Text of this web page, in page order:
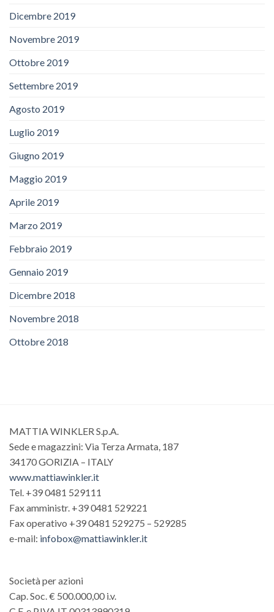
Dicembre 2019
Novembre 2019
Ottobre 2019
Settembre 2019
Agosto 2019
Luglio 2019
Giugno 2019
Maggio 2019
Aprile 2019
Marzo 2019
Febbraio 2019
Gennaio 2019
Dicembre 2018
Novembre 2018
Ottobre 2018
MATTIA WINKLER S.p.A.
Sede e magazzini: Via Terza Armata, 187
34170 GORIZIA – ITALY
www.mattiawinkler.it
Tel. +39 0481 529111
Fax amministr. +39 0481 529221
Fax operativo +39 0481 529275 – 529285
e-mail: infobox@mattiawinkler.it
Società per azioni
Cap. Soc. € 500.000,00 i.v.